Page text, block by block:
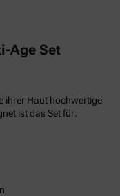
Age Set
ihrer Haut hochwertige
ist das Set für: